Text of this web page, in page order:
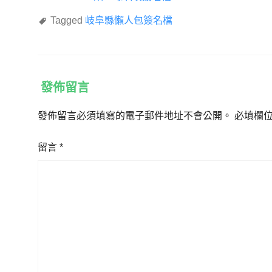
Tagged 岐阜縣懶人包簽名檔
發佈留言
發佈留言必須填寫的電子郵件地址不會公開。 必填欄
留言 *